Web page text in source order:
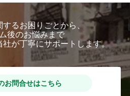
するお困りごとから、
後のお悩みまで
が丁寧にサポートします。
お問合せはこちら